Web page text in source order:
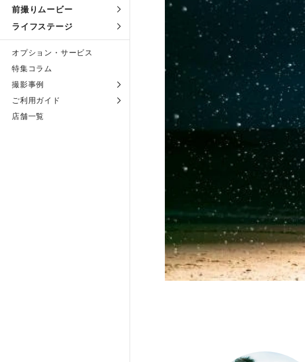
前撮りムービー
ライフステージ
オプション・サービス
特集コラム
撮影事例
ご利用ガイド
店舗一覧